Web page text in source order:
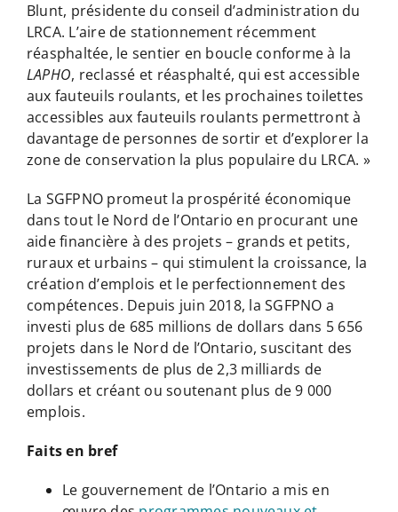
Blunt, présidente du conseil d’administration du
LRCA. L’aire de stationnement récemment
réasphaltée, le sentier en boucle conforme à la
LAPHO, reclassé et réasphalté, qui est accessible
aux fauteuils roulants, et les prochaines toilettes
accessibles aux fauteuils roulants permettront à
davantage de personnes de sortir et d’explorer la
zone de conservation la plus populaire du LRCA. »
La SGFPNO promeut la prospérité économique
dans tout le Nord de l’Ontario en procurant une
aide financière à des projets – grands et petits,
ruraux et urbains – qui stimulent la croissance, la
création d’emplois et le perfectionnement des
compétences. Depuis juin 2018, la SGFPNO a
investi plus de 685 millions de dollars dans 5 656
projets dans le Nord de l’Ontario, suscitant des
investissements de plus de 2,3 milliards de
dollars et créant ou soutenant plus de 9 000
emplois.
Faits en bref
Le gouvernement de l’Ontario a mis en